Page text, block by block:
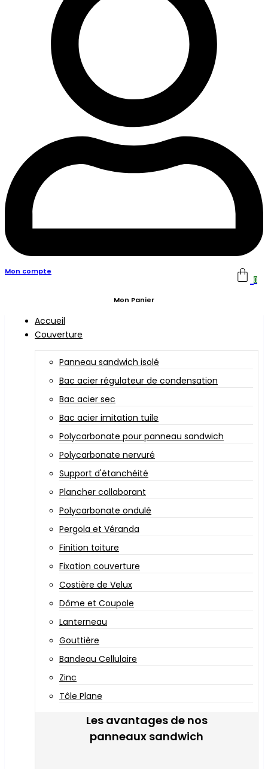
Mon compte
0
Mon Panier
Accueil
Couverture
Panneau sandwich isolé
Bac acier régulateur de condensation
Bac acier sec
Bac acier imitation tuile
Polycarbonate pour panneau sandwich
Polycarbonate nervuré
Support d'étanchéité
Plancher collaborant
Polycarbonate ondulé
Pergola et Véranda
Finition toiture
Fixation couverture
Costière de Velux
Dôme et Coupole
Lanterneau
Gouttière
Bandeau Cellulaire
Zinc
Tôle Plane
Les avantages de nos
panneaux sandwich